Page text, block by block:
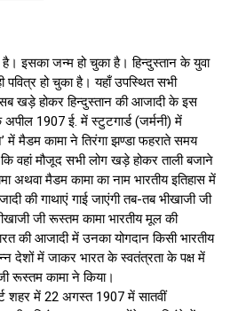
है। इसका जन्म हो चुका है। हिन्दुस्तान के युवा
हो चुका है। यहाँ उपस्थित सभी
सब खड़े होकर हिन्दुस्तान की आजादी के इस
1907 ई. में स्टुटगार्ड (जर्मनी) में
में मैडम कामा ने तिरंगा झण्डा फहराते समय
वहां मौजूद सभी लोग खड़े होकर ताली बजाने
अथवा मैडम कामा का नाम भारतीय इतिहास में
की गाथाएं गाई जाएंगी तब-तब भीखाजी जी
जी रूस्तम कामा भारतीय मूल की
की आजादी में उनका योगदान किसी भारतीय
देशों में जाकर भारत के स्वतंत्रता के पक्ष में
रूस्तम कामा ने किया।
शहर में 22 अगस्त 1907 में सातवीं